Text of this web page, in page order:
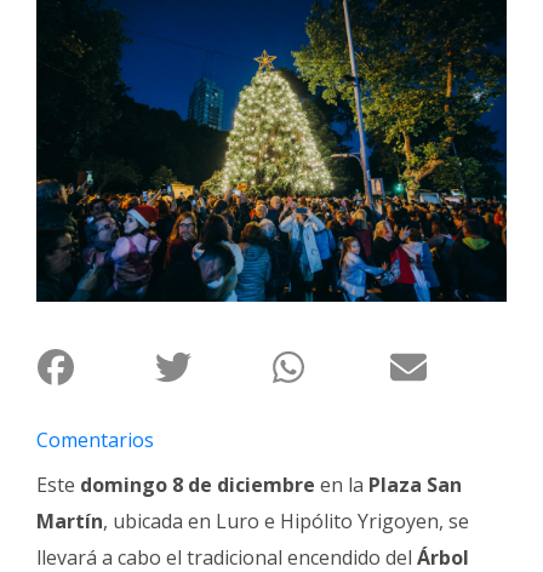
Ciudad
Deportes
Espectáculos
Policiales
Cartelera
Fotos
Familia
Clasificados
Fúnebres
Comentarios
Este domingo 8 de diciembre en la Plaza San
Martín, ubicada en Luro e Hipólito Yrigoyen, se
llevará a cabo el tradicional encendido del Árbol